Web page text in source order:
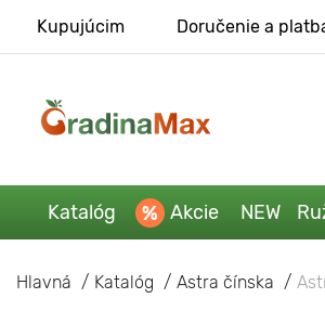
Kupujúcim Doručenie a
Katalóg Akcie NEW
Hlavná Katalóg Astra čínska